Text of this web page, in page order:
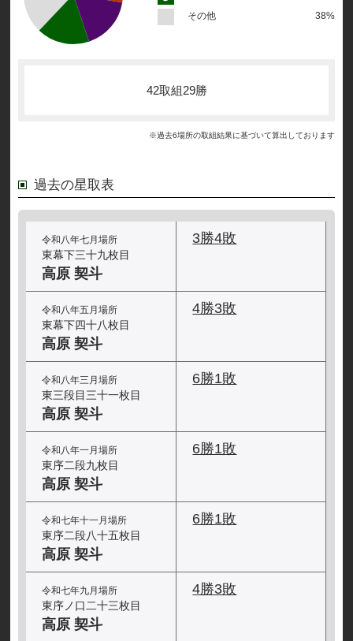
その他
38%
42取組29勝
※過去6場所の取組結果に基づいて算出しております
過去の星取表
令和八年七月場所
東幕下三十九枚目
高原 契斗
3勝4敗
令和八年五月場所
東幕下四十八枚目
高原 契斗
4勝3敗
令和八年三月場所
東三段目三十一枚目
高原 契斗
6勝1敗
令和八年一月場所
東序二段九枚目
高原 契斗
6勝1敗
令和七年十一月場所
東序二段八十五枚目
高原 契斗
6勝1敗
令和七年九月場所
東序ノ口二十三枚目
高原 契斗
4勝3敗